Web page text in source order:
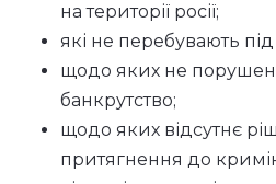
на території росії;
які не перебувають
щодо яких не
банкрутство;
щодо яких відсутнє
притягнення до